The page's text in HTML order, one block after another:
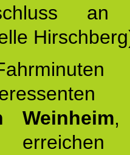
Weinheim,